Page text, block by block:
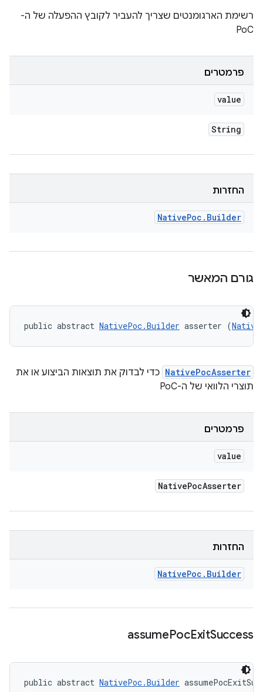
רשימת הארגומנטים שצריך להעביר לקובץ ההפעלה של ה-
PoC
פרמטרים
value
String
החזרות
NativePoc . Builder
גורם המאשר
public abstract NativePoc.Builder asserter (
NativePocAsserter כדי לבדוק את תוצאות הביצוע או את
תוצרי הלוואי של ה-PoC
פרמטרים
value
NativePocAsserter
החזרות
NativePoc . Builder
assumePocExitSuccess
public abstract NativePoc.Builder